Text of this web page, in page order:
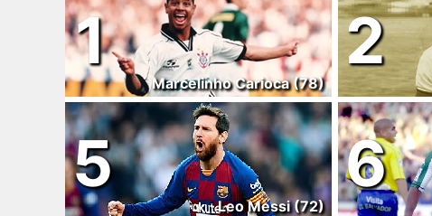
1
Marcelinho Carioca (78)
2
5
Leo Messi (72)
6